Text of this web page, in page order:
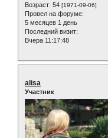
Возраст: 54 [1971-09-06]
Провел на форуме:
5 месяцев 1 день
Последний визит:
Вчера 11:17:48
alisa
Участник